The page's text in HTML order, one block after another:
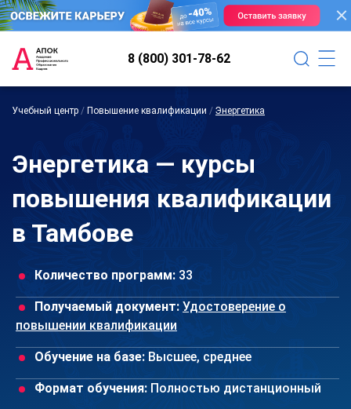
8 (800) 301-78-62
Учебный центр / Повышение квалификации / Энергетика
Энергетика — курсы
повышения квалификации
в Тамбове
Количество программ: 33
Получаемый документ: Удостоверение о
повышении квалификации
Обучение на базе: Высшее, среднее
Формат обучения: Полностью дистанционный